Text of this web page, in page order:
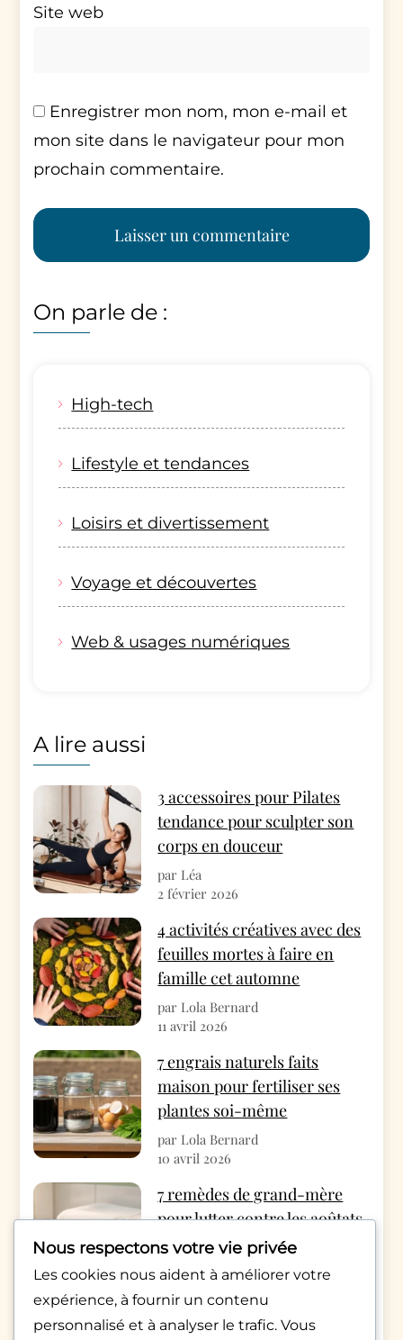
Site web
Enregistrer mon nom, mon e-mail et
mon site dans le navigateur pour mon
prochain commentaire.
On parle de :
High-tech
Lifestyle et tendances
Loisirs et divertissement
Voyage et découvertes
Web & usages numériques
A lire aussi
3 accessoires pour Pilates
tendance pour sculpter son
corps en douceur
par Léa
2 février 2026
4 activités créatives avec des
feuilles mortes à faire en
famille cet automne
par Lola Bernard
11 avril 2026
7 engrais naturels faits
maison pour fertiliser ses
plantes soi-même
par Lola Bernard
10 avril 2026
7 remèdes de grand-mère
pour lutter contre les aoûtats
cet automne
par Rédac Monde Pratique
4 avril 2026
Appels qui raccrochent
Nous respectons votre vie privée
Les cookies nous aident à améliorer votre
expérience, à fournir un contenu
personnalisé et à analyser le trafic. Vous